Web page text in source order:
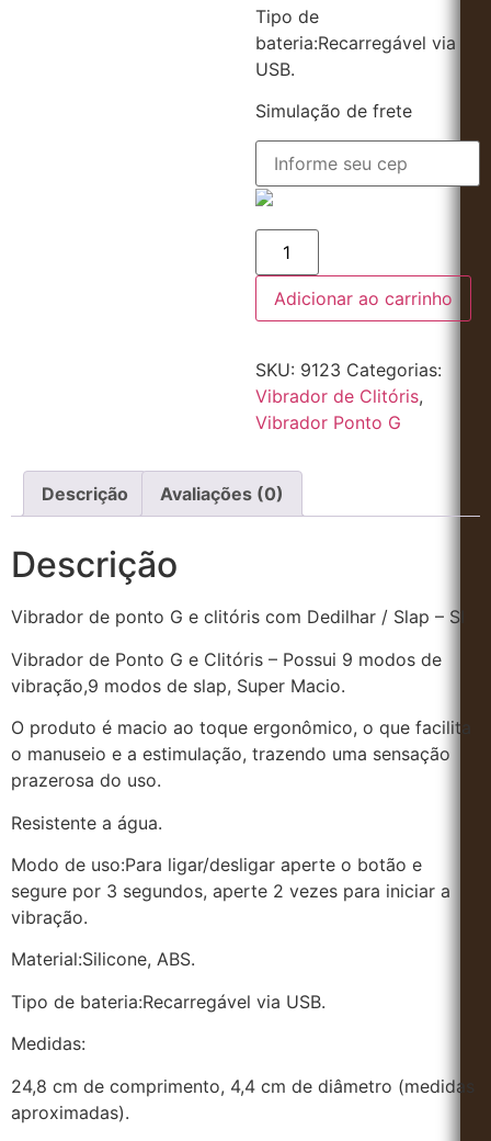
Tipo de
bateria:Recarregável via
USB.
Simulação de frete
Adicionar ao carrinho
SKU: 9123 Categorias:
Vibrador de Clitóris,
Vibrador Ponto G
Descrição Avaliações (0)
Descrição
Vibrador de ponto G e clitóris com Dedilhar / Slap – SI
Vibrador de Ponto G e Clitóris – Possui 9 modos de
vibração,9 modos de slap, Super Macio.
O produto é macio ao toque ergonômico, o que facilita
o manuseio e a estimulação, trazendo uma sensação
prazerosa do uso.
Resistente a água.
Modo de uso:Para ligar/desligar aperte o botão e
segure por 3 segundos, aperte 2 vezes para iniciar a
vibração.
Material:Silicone, ABS.
Tipo de bateria:Recarregável via USB.
Medidas:
24,8 cm de comprimento, 4,4 cm de diâmetro (medidas
aproximadas).